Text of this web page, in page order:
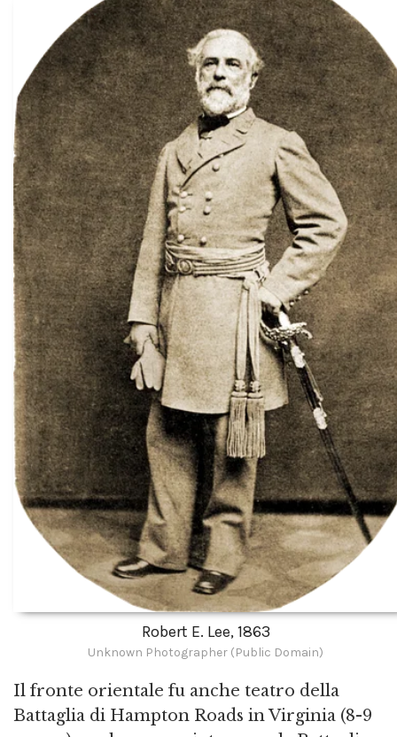
Robert E. Lee, 1863
Unknown Photographer (Public Domain)
Il fronte orientale fu anche teatro della
Battaglia di Hampton Roads in Virginia (8-9